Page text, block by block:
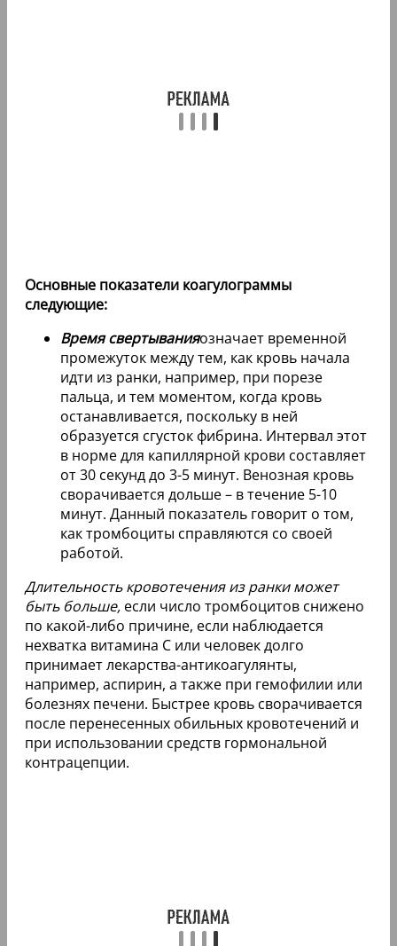
Основные показатели коагулограммы
следующие:
Время свертыванияозначает временной
промежуток между тем, как кровь начала
идти из ранки, например, при порезе
пальца, и тем моментом, когда кровь
останавливается, поскольку в ней
образуется сгусток фибрина. Интервал этот
в норме для капиллярной крови составляет
от 30 секунд до 3-5 минут. Венозная кровь
сворачивается дольше – в течение 5-10
минут. Данный показатель говорит о том,
как тромбоциты справляются со своей
работой.
Длительность кровотечения из ранки может
быть больше, если число тромбоцитов снижено
по какой-либо причине, если наблюдается
нехватка витамина С или человек долго
принимает лекарства-антикоагулянты,
например, аспирин, а также при гемофилии или
болезнях печени. Быстрее кровь сворачивается
после перенесенных обильных кровотечений и
при использовании средств гормональной
контрацепции.